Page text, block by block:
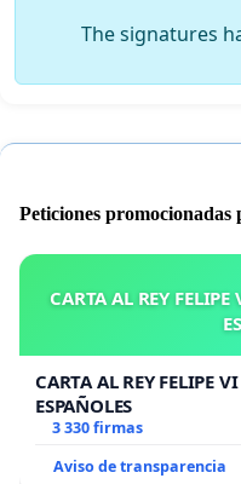
The signatures
Peticiones promocionadas
CARTA AL REY
CARTA AL REY FELIPE
ESPAÑOLES
3 330 firmas
Aviso de transparencia